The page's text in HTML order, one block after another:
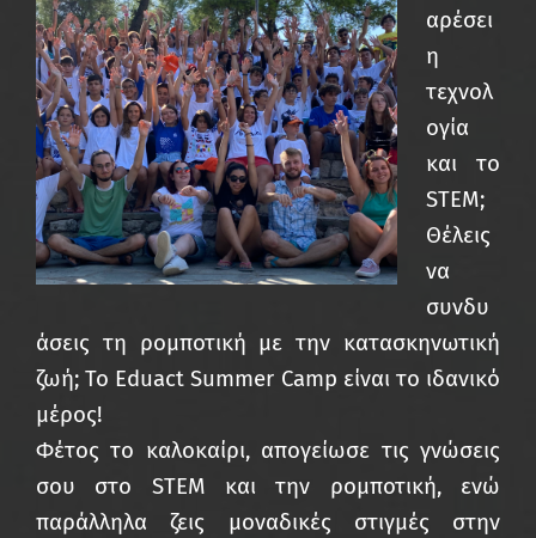
αρέσει
η
τεχνολ
ογία
και το
STEM;
Θέλεις
να
συνδυ
άσεις τη ρομποτική με την κατασκηνωτική
ζωή; Το Eduact Summer Camp είναι το ιδανικό
μέρος!
Φέτος το καλοκαίρι, απογείωσε τις γνώσεις
σου στο STEM και την ρομποτική, ενώ
παράλληλα ζεις μοναδικές στιγμές στην